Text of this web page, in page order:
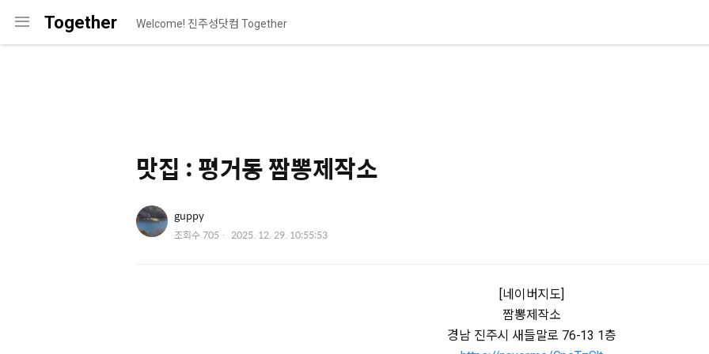
메Together Welcome! 진주성닷컴 Together
맛집 : 평거동 짬뽕제작소
유저 이미지guppy
조회수 705
작
2025. 12. 29. 10:55:53
[네이버지도]
짬뽕제작소
경남 진주시 새들말로 76-13 1층